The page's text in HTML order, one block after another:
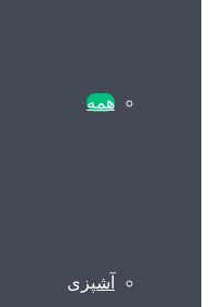
همه
آشپزی